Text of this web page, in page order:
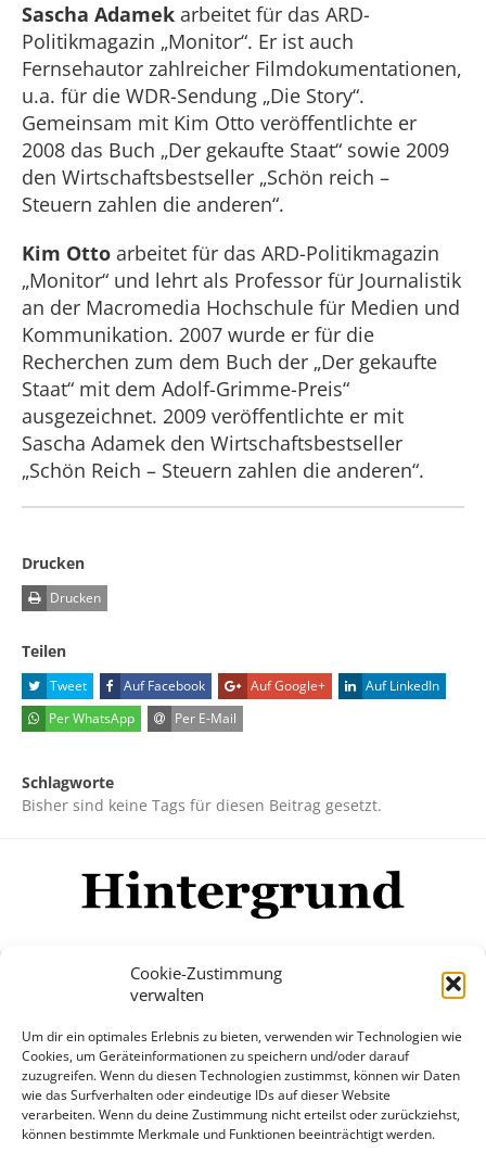
Cookie-Zustimmung
verwalten
Um dir ein optimales Erlebnis zu bieten, verwenden wir Technologien wie
Cookies, um Geräteinformationen zu speichern und/oder darauf
zuzugreifen. Wenn du diesen Technologien zustimmst, können wir Daten
wie das Surfverhalten oder eindeutige IDs auf dieser Website
verarbeiten. Wenn du deine Zustimmung nicht erteilst oder zurückziehst,
können bestimmte Merkmale und Funktionen beeinträchtigt werden.
Sascha Adamek arbeitet für das ARD-
Politikmagazin „Monitor“. Er ist auch
Fernsehautor zahlreicher Filmdokumentationen,
u.a. für die WDR-Sendung „Die Story“.
Gemeinsam mit Kim Otto veröffentlichte er
2008 das Buch „Der gekaufte Staat“ sowie 2009
den Wirtschaftsbestseller „Schön reich –
Steuern zahlen die anderen“.
Kim Otto arbeitet für das ARD-Politikmagazin
„Monitor“ und lehrt als Professor für Journalistik
an der Macromedia Hochschule für Medien und
Kommunikation. 2007 wurde er für die
Recherchen zum dem Buch der „Der gekaufte
Staat“ mit dem Adolf-Grimme-Preis“
ausgezeichnet. 2009 veröffentlichte er mit
Sascha Adamek den Wirtschaftsbestseller
„Schön Reich – Steuern zahlen die anderen“.
Drucken
Drucken
Teilen
Tweet Auf Facebook Auf Google+
Auf LinkedIn
Per WhatsApp
Per E-Mail
Schlagworte
Bisher sind keine Tags für diesen Beitrag gesetzt.
Mehr
© Copyright Hintergrund.de, 2015 - 2026